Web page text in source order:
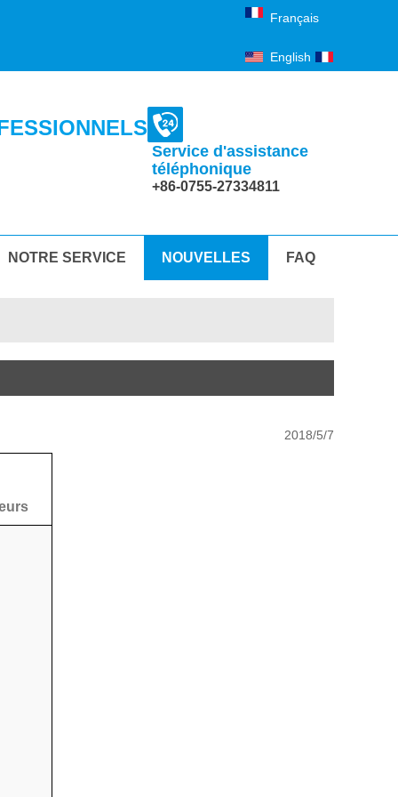
Français
English
Service d'assistance
téléphonique
+86-0755-27334811
NOTRE SERVICE NOUVELLES FAQ
2018/5/7